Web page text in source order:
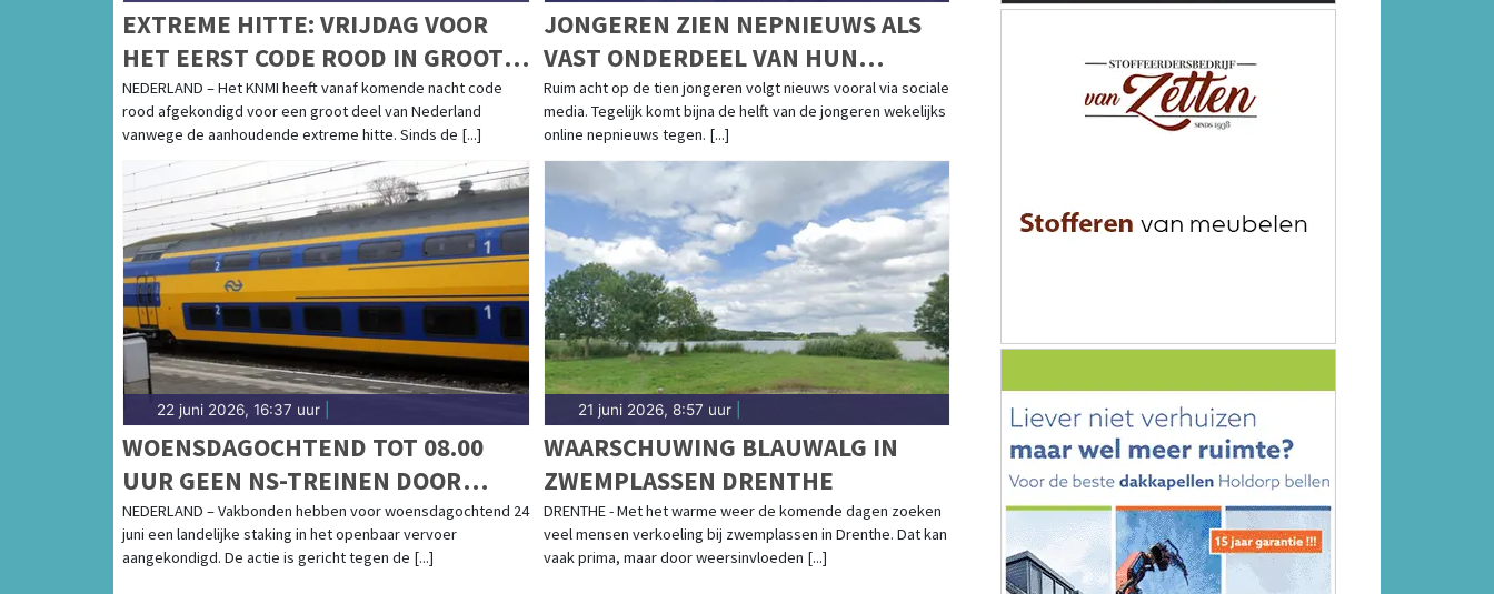
EXTREME HITTE: VRIJDAG VOOR
HET EERST CODE ROOD IN GROOT
DEEL VAN HET LAND
NEDERLAND – Het KNMI heeft vanaf komende nacht code
rood afgekondigd voor een groot deel van Nederland
vanwege de aanhoudende extreme hitte. Sinds de [...]
JONGEREN ZIEN NEPNIEUWS ALS
VAST ONDERDEEL VAN HUN
ONLINE WERELD
Ruim acht op de tien jongeren volgt nieuws vooral via sociale
media. Tegelijk komt bijna de helft van de jongeren wekelijks
online nepnieuws tegen. [...]
22 juni 2026, 16:37 uur
WOENSDAGOCHTEND TOT 08.00
UUR GEEN NS-TREINEN DOOR
LANDELIJKE STAKING
NEDERLAND – Vakbonden hebben voor woensdagochtend 24
juni een landelijke staking in het openbaar vervoer
aangekondigd. De actie is gericht tegen de [...]
21 juni 2026, 8:57 uur|
WAARSCHUWING BLAUWALG IN
ZWEMPLASSEN DRENTHE
DRENTHE - Met het warme weer de komende dagen zoeken
veel mensen verkoeling bij zwemplassen in Drenthe. Dat kan
vaak prima, maar door weersinvloeden [...]